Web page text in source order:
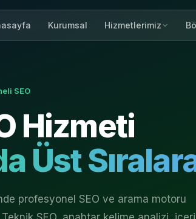
Kurumsal Hizmetlerimiz
SEO
Hizmeti
Üst Sıralara
profesyonel SEO ve arama motoru